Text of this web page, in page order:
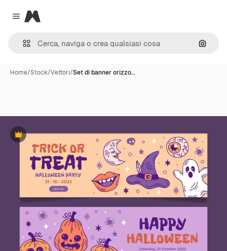
Close menu
Magnific
Cerca
Home/Stock/Vettori/Set di banner orizzo…
Premium